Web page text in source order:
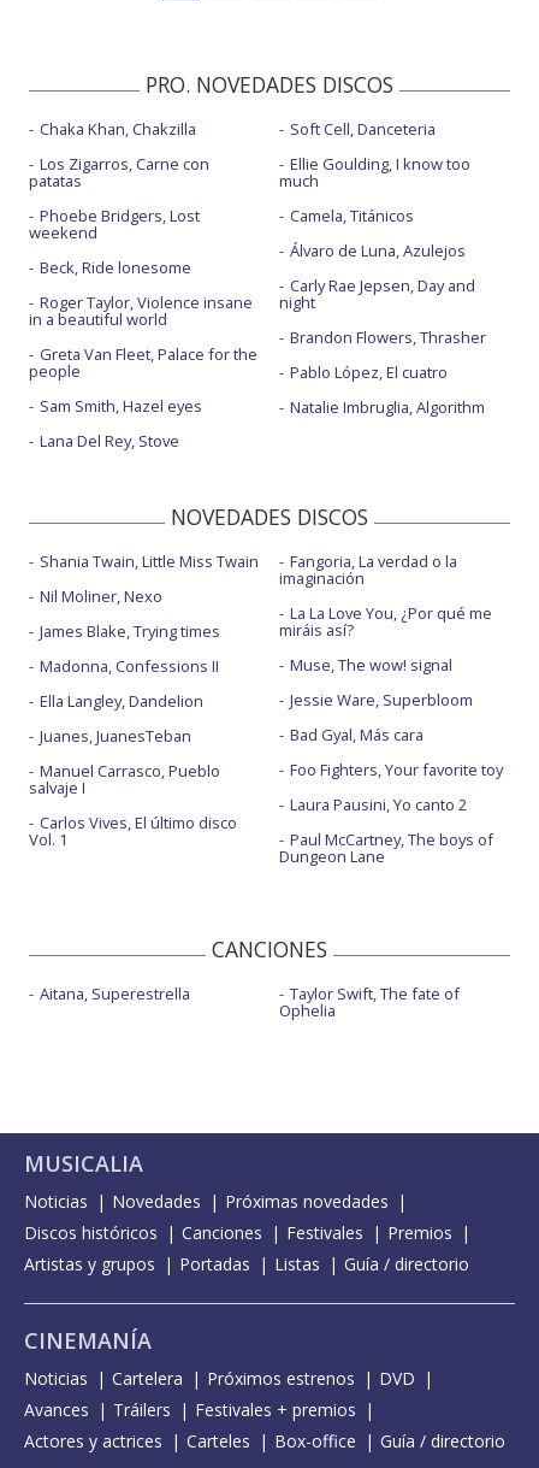
PRO. NOVEDADES DISCOS
Chaka Khan, Chakzilla
Los Zigarros, Carne con
patatas
Phoebe Bridgers, Lost
weekend
Beck, Ride lonesome
Roger Taylor, Violence insane
in a beautiful world
Greta Van Fleet, Palace for the
people
Sam Smith, Hazel eyes
Lana Del Rey, Stove
Soft Cell, Danceteria
Ellie Goulding, I know too
much
Camela, Titánicos
Álvaro de Luna, Azulejos
Carly Rae Jepsen, Day and
night
Brandon Flowers, Thrasher
Pablo López, El cuatro
Natalie Imbruglia, Algorithm
NOVEDADES DISCOS
Shania Twain, Little Miss Twain
Nil Moliner, Nexo
James Blake, Trying times
Madonna, Confessions II
Ella Langley, Dandelion
Juanes, JuanesTeban
Manuel Carrasco, Pueblo
salvaje I
Carlos Vives, El último disco
Vol. 1
Fangoria, La verdad o la
imaginación
La La Love You, ¿Por qué me
miráis así?
Muse, The wow! signal
Jessie Ware, Superbloom
Bad Gyal, Más cara
Foo Fighters, Your favorite toy
Laura Pausini, Yo canto 2
Paul McCartney, The boys of
Dungeon Lane
CANCIONES
Aitana, Superestrella Taylor Swift, The fate of
Ophelia
MUSICALIA
Noticias Novedades
Próximas novedades
Discos históricos
Canciones Festivales
Premios
Artistas y grupos
Portadas Listas Guía / directorio
CINEMANÍA
Noticias Cartelera Próximos estrenos
DVD
Avances
Tráilers
Festivales + premios
Actores y actrices
Carteles Box-office Guía / directorio